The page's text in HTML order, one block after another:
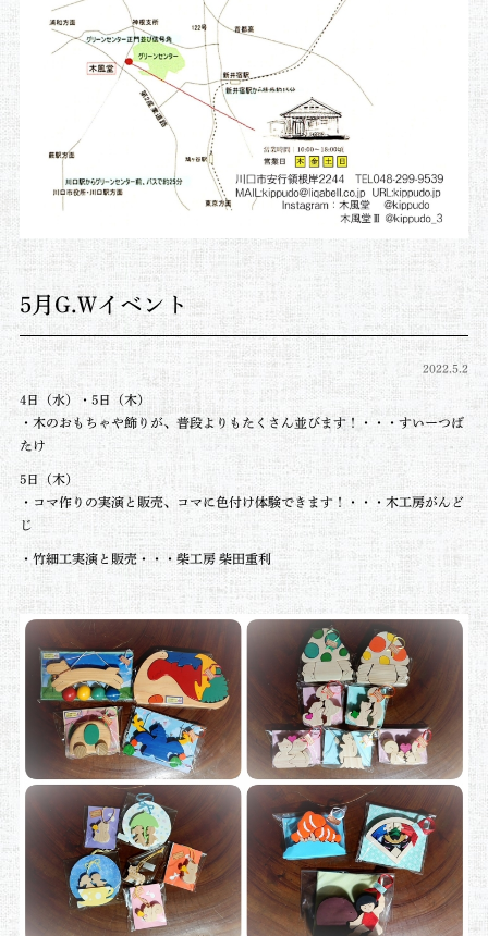
5月G.Wイベント
2022.5.2
4日（水）・5日（木）
・木のおもちゃや飾りが、普段よりもたくさん並びます！・・・すいーつば
たけ
5日（木）
・コマ作りの実演と販売、コマに色付け体験できます！・・・木工房がんど
じ
・竹細工実演と販売・・・柴工房 柴田重利